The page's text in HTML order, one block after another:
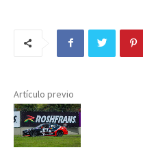
Artículo previo